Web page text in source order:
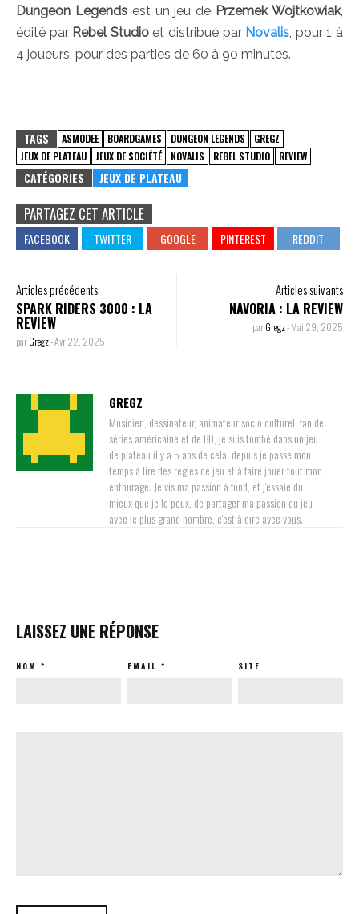
Dungeon Legendsest un jeu de Przemek Wojtkowiak,
édité par Rebel Studioet distribué par Novalis , pour 1 à
4 joueurs, pour des parties de 60 à 90 minutes.
TAGS ASMODEE BOARDGAMES DUNGEON LEGENDS
GREGZ
JEUX DE PLATEAU
JEUX DE SOCIÉTÉ NOVALIS REBEL STUDIO REVIEW
CATÉGORIES JEUX DE PLATEAU
PARTAGEZ CET ARTICLE
Articles précédents
SPARK RIDERS 3000 : LA
REVIEW
parGregz-Avr 22, 2025
Articles suivants
NAVORIA : LA REVIEW
parGregz-Mai 29, 2025
GREGZ
Musicien, dessinateur, animateur socio culturel, fan de
séries américaine et de BD, je suis tombé dans un jeu
de plateau il y a 5 ans de cela, depuis je passe mon
temps à lire des règles de jeu et à faire jouer tout mon
entourage. Je vis ma passion à fond, et j'essaie du
mieux que je le peux, de partager ma passion du jeu
avec le plus grand nombre, c'est à dire avec vous.
LAISSEZ UNE RÉPONSE
NOM * EMAIL * SITE